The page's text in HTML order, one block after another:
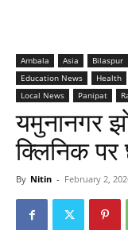
Ambala Asia Bilaspur
Education News
Health
Local News
Panipat
यमुनानगर
क्लिनिक पर
By Nitin - February 2,